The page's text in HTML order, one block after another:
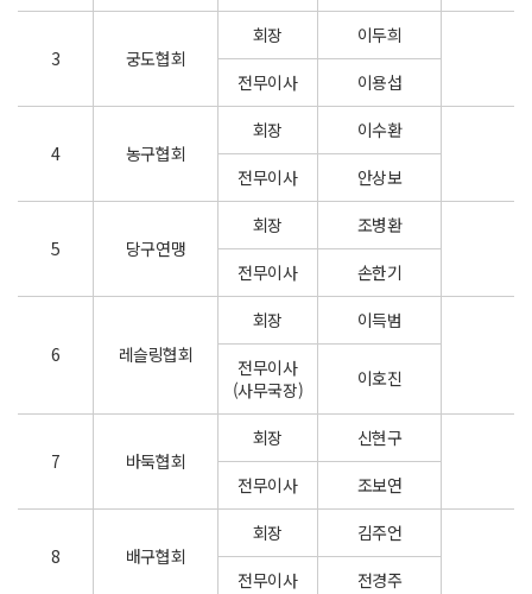
3 궁도협회
회장
이두희
전무이사
이용섭
4 농구협회
회장
이수환
전무이사
안상보
5 당구연맹
회장
조병환
전무이사
손한기
6 레슬링협회
회장
이득범
전무이사
(사무국장)
이호진
7 바둑협회
회장
신현구
전무이사
조보연
8 배구협회
회장
김주언
전무이사
전경주